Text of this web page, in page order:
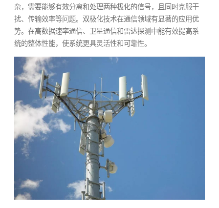
杂，需要能够有效分离和处理两种极化的信号，且同时克服干
扰、传输效率等问题。双极化技术在通信领域有显著的应用优
势。在高数据速率通信、卫星通信和雷达探测中能有效提高系
统的整体性能，使系统更具灵活性和可靠性。